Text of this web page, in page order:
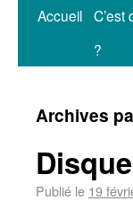
Accueil C’est
?
Archives
Publié le 19